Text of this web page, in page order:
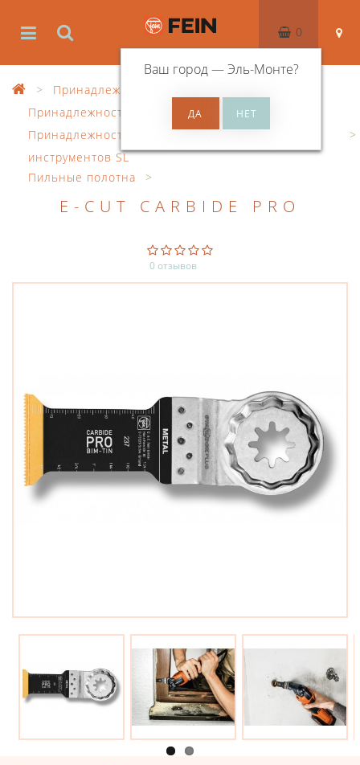
Ваш город —Эль-Монте?
0
Принадлежности
Принадлежности к осцил. инструменту
Принадлежности для осциллирующих
инструментов SL
Пильные полотна
E-CUT CARBIDE PRO
0 отзывов